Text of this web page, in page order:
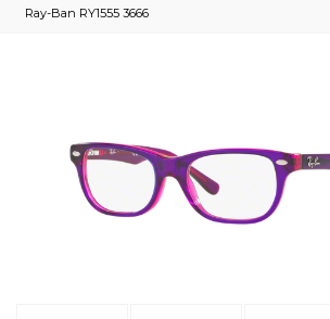
Ray-Ban RY1555 3666